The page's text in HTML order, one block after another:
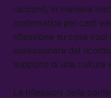
racconti, in maniera
matematica per certi
riflessione su cosa
ossessionata dal
supporto di una cultura
Le riflessioni della